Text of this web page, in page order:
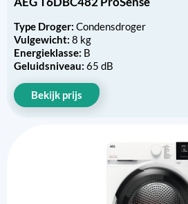
Type Droger: Condensdroger
Vulgewicht: 8 kg
Energieklasse: B
Geluidsniveau: 65 dB
Bekijk prijs